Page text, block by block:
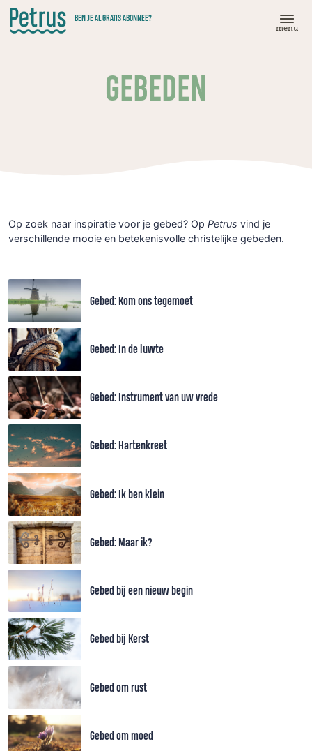
Doorgaan
naar
hoofdinhoud
BEN JE AL GRATIS ABONNEE?
menu
GEBEDEN
Op zoek naar inspiratie voor je gebed? Op Petrus vind je
verschillende mooie en betekenisvolle christelijke gebeden.
Gebed: Kom ons tegemoet
Gebed: In de luwte
Gebed: Instrument van uw vrede
Gebed: Hartenkreet
Gebed: Ik ben klein
Gebed: Maar ik?
Gebed bij een nieuw begin
Gebed bij Kerst
Gebed om rust
Gebed om moed